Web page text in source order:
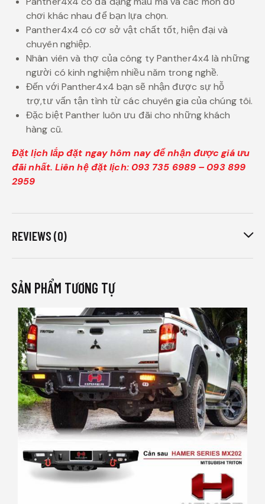
chơi khác nhau để bạn lựa chọn.
Panther4x4 có cơ sở vật chất tốt, hiện đại và
chuyên nghiệp.
Nhân viên và thợ của công ty Panther4x4 là những
người có kinh nghiệm nhiều năm trong nghề.
Đến với Panther4x4 bạn sẽ nhận được sự hỗ
trợ,tư vấn tận tình từ các chuyên gia của chúng tôi.
Đặc biệt Panther luôn ưu đãi cho những khách
hàng cũ.
Đặt lịch lắp đặt ngay hôm nay để nhận được giá ưu
đãi nhất. Liên hệ đặt lịch: 093 735 6989 – 093 899
2959
REVIEWS (0)
SẢN PHẨM TƯƠNG TỰ